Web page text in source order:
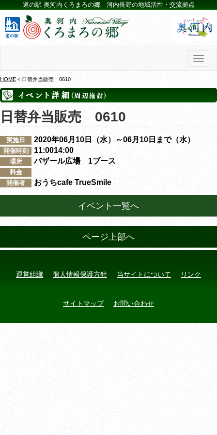
道の駅 奥河内くろまろの郷 河内長野の地域活性・交流拠点
HOME < 日替弁当販売 0610
日替弁当販売 0610
実施日 2020年06月10日（水）～06月10日まで（水）
開催時刻 11:0014:00
場所 バザール広場 1ブース
料金
開催者
おうちcafe TrueSmile
イベント一覧へ
ページ上部へ
運営組織 個人情報保護方針 当サイトについて リンク
サイトマップ お問い合わせ